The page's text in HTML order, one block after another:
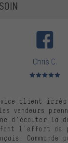
Chris C.
Note moyenne :
client
vendeurs
d'écouter la
font l'effort de
Commande